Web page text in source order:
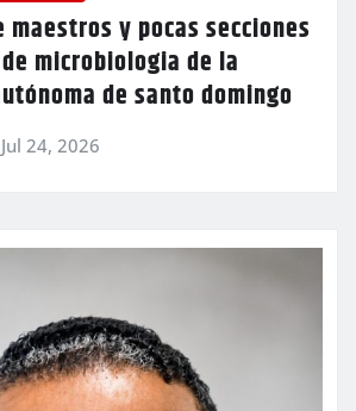
maestros y pocas secciones
microbiologia de la
de santo domingo
Jul 24, 2026